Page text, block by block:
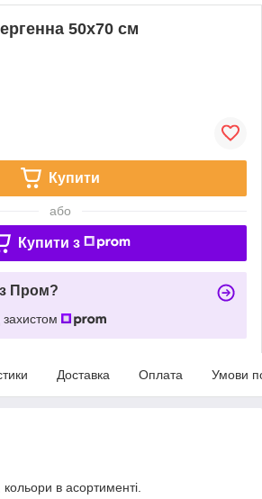
50х70 см
Купити
або
Купити з
Пром?
Доставка Оплата Умови
в асортименті.